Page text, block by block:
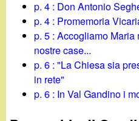
o
r
c
a
p. 4 : Don Antonio
p. 4 : Promemoria
p. 5 : Accogliamo Maria
nostre case...
p. 6 : "La Chiesa sia
in rete"
p. 6 : In Val Gandino i